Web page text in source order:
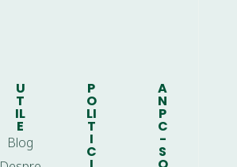
U
T
IL
E
Blog
P
O
LI
T
I
C
A
N
P
C
-
S